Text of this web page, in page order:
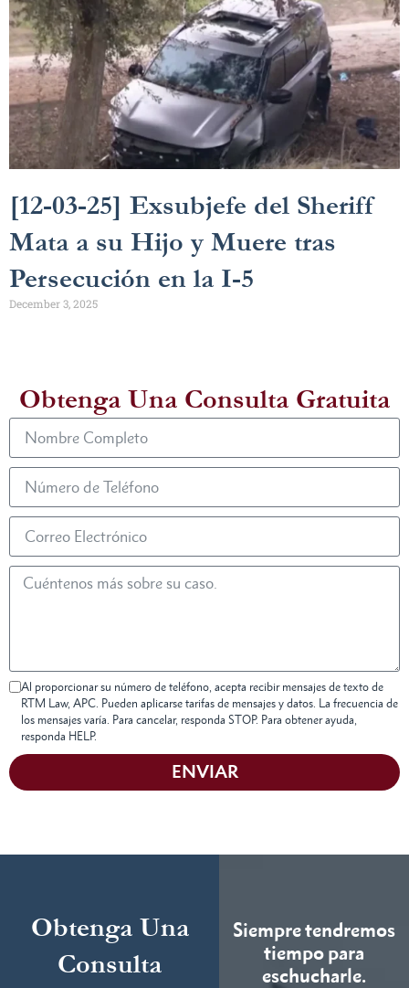
[12-03-25] Exsubjefe del Sheriff
Mata a su Hijo y Muere tras
Persecución en la I-5
December 3, 2025
Obtenga Una Consulta Gratuita
Al proporcionar su número de teléfono, acepta recibir mensajes de texto de
RTM Law, APC. Pueden aplicarse tarifas de mensajes y datos. La frecuencia de
los mensajes varía. Para cancelar, responda STOP. Para obtener ayuda,
responda HELP.
ENVIAR
Obtenga Una
Consulta
Siempre tendremos
tiempo para
eschucharle.